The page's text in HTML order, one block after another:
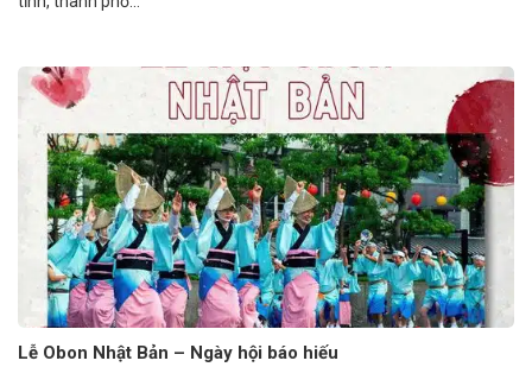
Lễ Obon Nhật Bản – Ngày hội báo hiếu